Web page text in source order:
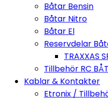
Båtar Bensin
Båtar Nitro
Båtar El
Reservdelar
TRAXXAS
Tillbehör RC
Kablar & Kontakter
Etronix /